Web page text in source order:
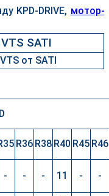
KPD-DRIVE, мотор-
SATI
D
R36 R38 R40 R45 R46
- - - 11 - -